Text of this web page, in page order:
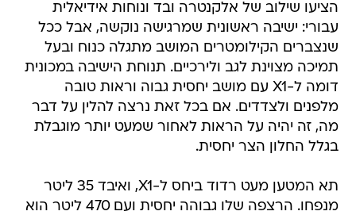
הציעו שילוב של אלקנטרה ובד ונוחות אידיאלית
עבורי: ישיבה ראשונית שמרגישה נוקשה, אבל ככל
שנצברים הקילומטרים המושב מתגלה כנוח ובעל
תמיכה מצוינת לגב ולירכיים. תנוחת הישיבה במכונית
דומה ל-X1 עם מושב יחסית גבוה וראות טובה
מלפנים ולצדדים. אם בכל זאת נרצה להלין על דבר
מה, זה יהיה על הראות לאחור שמעט יותר מוגבלת
בגלל החלון הצר יחסית.
תא המטען מעט רדוד ביחס ל-X1, ואיבד 35 ליטר
מנפחו. הרצפה שלו גבוהה יחסית ועם 470 ליטר הוא